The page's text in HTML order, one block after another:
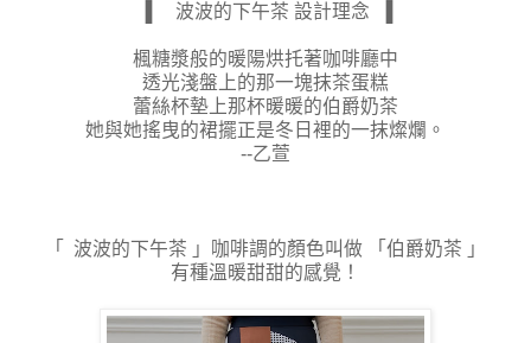
▐ 波波的下午茶 設計理念 ▐
楓糖漿般的暖陽烘托著咖啡廳中
透光淺盤上的那一塊抹茶蛋糕
蕾絲杯墊上那杯暖暖的伯爵奶茶
她與她搖曳的裙擺正是冬日裡的一抹燦爛。
--乙萱
「 波波的下午茶 」咖啡調的顏色叫做 「伯爵奶茶 」
有種溫暖甜甜的感覺！